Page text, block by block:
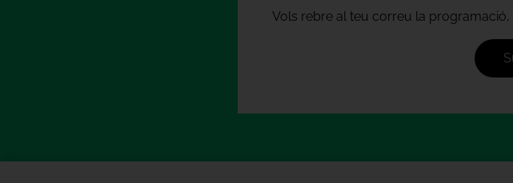
Vols rebre al teu correu la